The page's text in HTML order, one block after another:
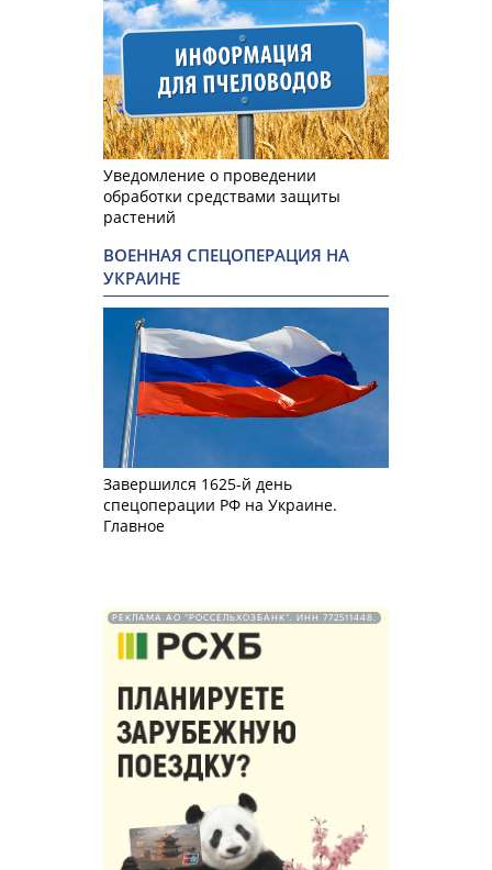
Уведомление о проведении
обработки средствами защиты
растений
ВОЕННАЯ СПЕЦОПЕРАЦИЯ НА
УКРАИНЕ
Завершился 1625-й день
спецоперации РФ на Украине.
Главное
РЕКЛАМА АО "РОССЕЛЬХОЗБАНК". ИНН 772511448.